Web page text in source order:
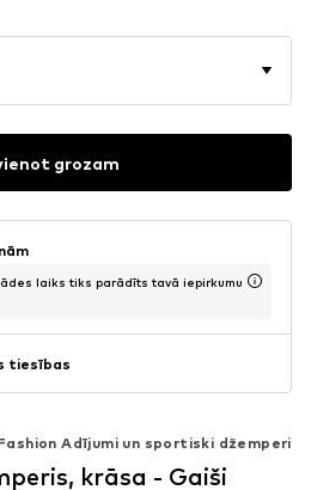
grozam
laiks tiks parādīts tavā iepirkumu
tiesības
Adījumi un sportiski džemperi
krāsa - Gaiši